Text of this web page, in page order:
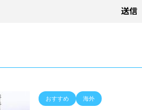
おすすめ 海外